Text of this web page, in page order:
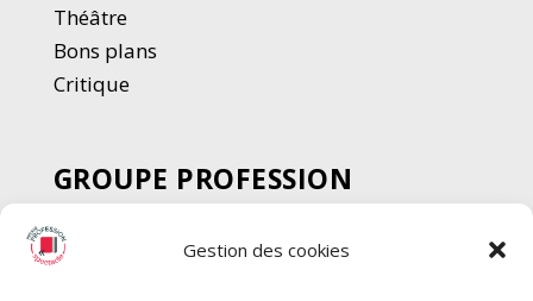
Gestion des cookies
Théâtre
Bons plans
Critique
GROUPE PROFESSION
SPECTACLE
Chèque Intermittents